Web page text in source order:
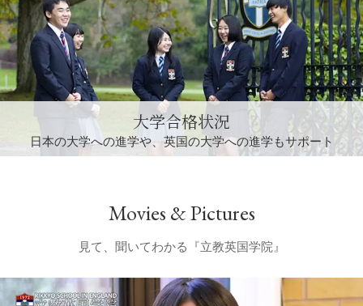
大学合格状況
日本の大学への進学や、英国の大学への進学もサポート
Movies & Pictures
見て、聞いてわかる『立教英国学院』